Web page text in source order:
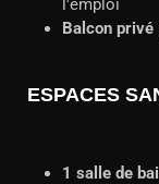
l'emploi
Balcon privé
ESPACES
1 salle de